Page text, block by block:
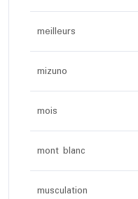
meilleurs
mizuno
mois
mont blanc
musculation